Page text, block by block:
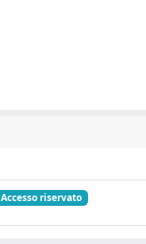
Accesso riservato